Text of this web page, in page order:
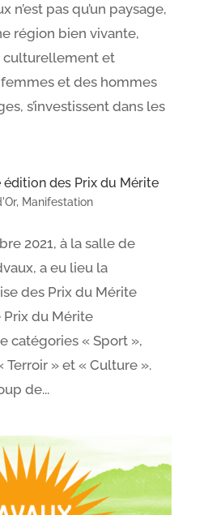
n’est pas qu’un paysage,
région bien vivante,
et
et des hommes
s’investissent dans les
édition des Prix du Mérite
, Manifestation
2021, à la salle de
a eu lieu la
des Prix du Mérite
Prix du Mérite
catégories « Sport »,
Terroir » et « Culture ».
de...